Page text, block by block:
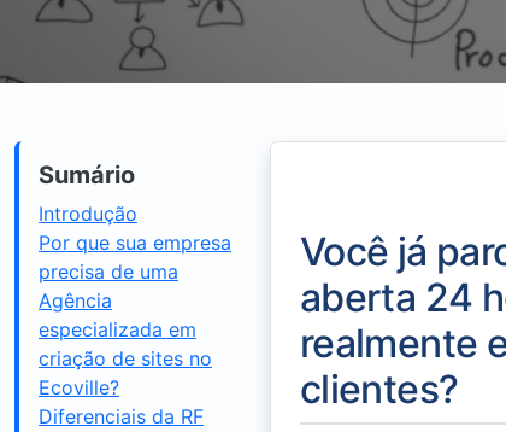
Sumário
Introdução
Por que sua empresa
precisa de uma
Agência
especializada em
criação de sites no
Ecoville?
Diferenciais da RF
Você já
aberta 24
realmente
clientes?